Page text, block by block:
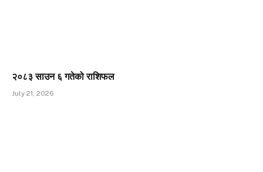
२०८३ साउन ६ गतेको राशिफल
July 21, 2026